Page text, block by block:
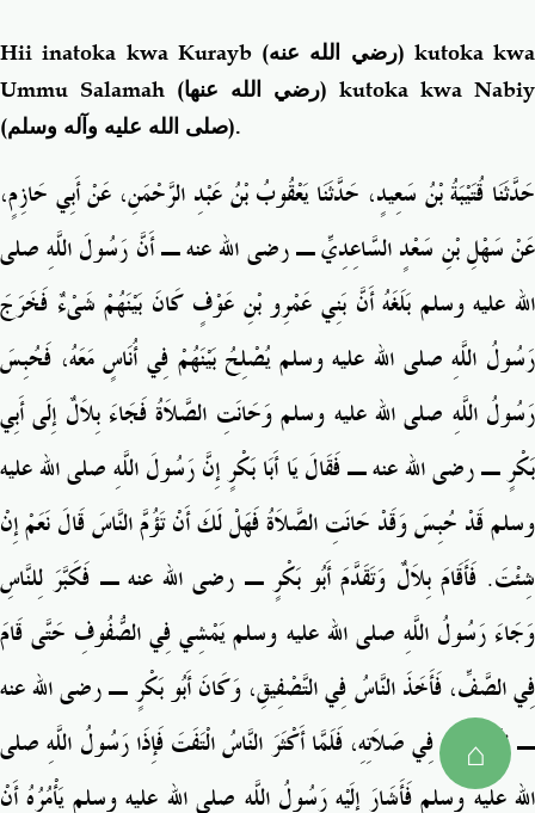
⌂
Hii inatoka kwa Kurayb (رضي الله عنه) kutoka kwa
Ummu Salamah
(رضي الله عنها) kutoka kwa Nabiy
(صلى الله عليه وآله وسلم).
حَدَّثَنَا قُتَيْبَةُ بْنُ سَعِيدٍ، حَدَّثَنَا يَعْقُوبُ بْنُ عَبْدِ الرَّحْمَنِ، عَنْ أَبِي حَازِمٍ،
عَنْ سَهْلِ بْنِ سَعْدٍ السَّاعِدِيِّ ـ رضى الله عنه ـ أَنَّ رَسُولَ اللَّهِ صلى
الله عليه وسلم بَلَغَهُ أَنَّ بَنِي عَمْرِو بْنِ عَوْفٍ كَانَ بَيْنَهُمْ شَىْءٌ فَخَرَجَ
رَسُولُ اللَّهِ صلى الله عليه وسلم يُصْلِحُ بَيْنَهُمْ فِي أُنَاسٍ مَعَهُ، فَحُبِسَ
رَسُولُ اللَّهِ صلى الله عليه وسلم وَحَانَتِ الصَّلاَةُ فَجَاءَ بِلاَلٌ إِلَى أَبِي
بَكْرٍ ـ رضى الله عنه ـ فَقَالَ يَا أَبَا بَكْرٍ إِنَّ رَسُولَ اللَّهِ صلى الله عليه
وسلم قَدْ حُبِسَ وَقَدْ حَانَتِ الصَّلاَةُ فَهَلْ لَكَ أَنْ تَؤُمَّ النَّاسَ قَالَ نَعَمْ إِنْ
شِئْتَ‏.‏ فَأَقَامَ بِلاَلٌ وَتَقَدَّمَ أَبُو بَكْرٍ ـ رضى الله عنه ـ فَكَبَّرَ لِلنَّاسِ
وَجَاءَ رَسُولُ اللَّهِ صلى الله عليه وسلم يَمْشِي فِي الصُّفُوفِ حَتَّى قَامَ
فِي الصَّفِّ، فَأَخَذَ النَّاسُ فِي التَّصْفِيقِ، وَكَانَ أَبُو بَكْرٍ ـ رضى الله عنه
ـ لاَ يَلْتَفِتُ فِي صَلاَتِهِ، فَلَمَّا أَكْثَرَ النَّاسُ الْتَفَتَ فَإِذَا رَسُولُ اللَّهِ صلى
الله عليه وسلم فَأَشَارَ إِلَيْهِ رَسُولُ اللَّهِ صلى الله عليه وسلم يَأْمُرُهُ أَنْ